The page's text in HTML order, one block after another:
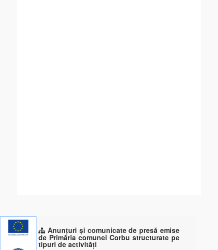
Anunţuri şi comunicate de presă emise
de Primăria comunei Corbu structurate pe
tipuri de activităţi